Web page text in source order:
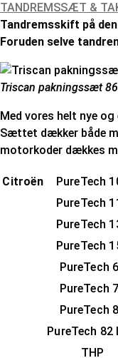
TANDREMSSÆT &
Tandremsskift på
Foruden selve
Triscan pakningssæt
Med vores helt nye
Sættet dækker både
motorkoder dækkes
Citroën PureTech
PureTech
PureTech
PureTech
PureTech
PureTech
PureTech
PureTech 82
THP